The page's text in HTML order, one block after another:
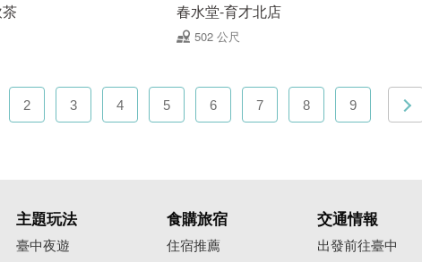
春水堂-育才北店
502 公尺
2 3 4 5 6 7 8 9
主題玩法
臺中夜遊
食購旅宿
住宿推薦
交通情報
出發前往臺中